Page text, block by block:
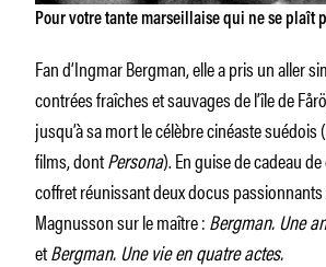
Pour votre tante marseillaise qui ne se plaît
Fan d’Ingmar Bergman, elle a pris un aller
contrées fraîches et sauvages de l’île de
jusqu’à sa mort le célèbre cinéaste suédois
films, dontPersona). En guise de cadeau
coffret réunissant deux docus
Magnusson sur le maître :Bergman. Une
etBergman. Une vie en quatre actes.